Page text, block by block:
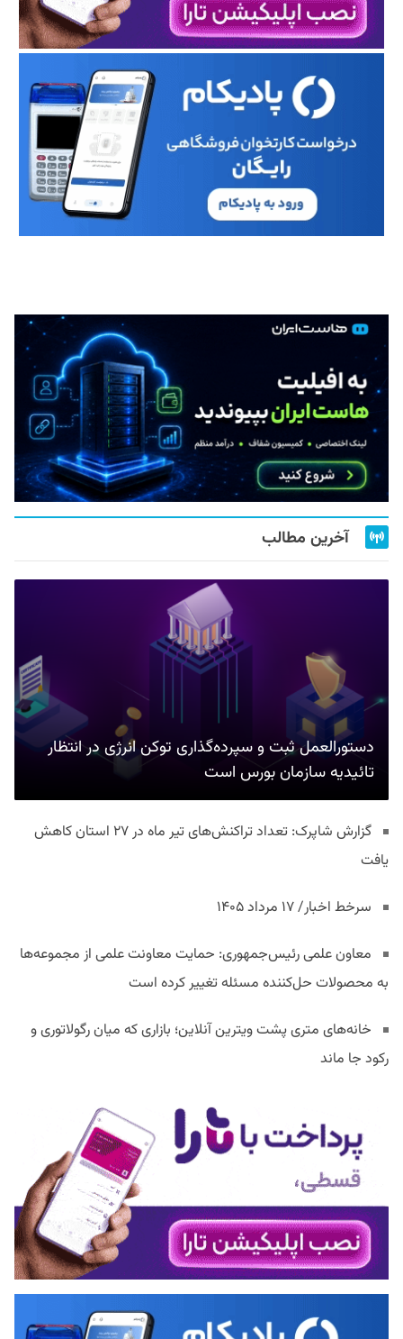
آخرین مطالب
دستورالعمل ثبت و سپرده‌گذاری توکن انرژی در انتظار
تائیدیه سازمان بورس است
گزارش شاپرک: تعداد تراکنش‌های تیر ماه در ۲۷ استان‌ کاهش
یافت
سرخط اخبار/ ۱۷ مرداد ۱۴۰۵
معاون علمی رئیس‌جمهوری: حمایت معاونت علمی از مجموعه‌ها
به محصولات حل‌کننده مسئله تغییر کرده است
خانه‌های متری پشت ویترین آنلاین؛ بازاری که میان رگولاتوری و
رکود جا ماند